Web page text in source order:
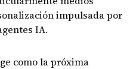
impulsada por
IA.
como la próxima